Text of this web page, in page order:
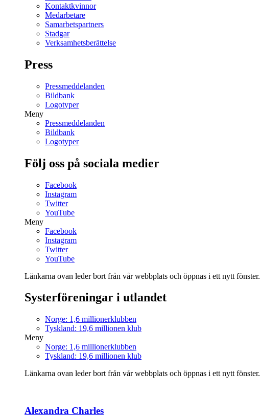
Kontaktkvinnor
Medarbetare
Samarbetspartners
Stadgar
Verksamhetsberättelse
Press
Pressmeddelanden
Bildbank
Logotyper
Meny
Pressmeddelanden
Bildbank
Logotyper
Följ oss på sociala medier
Facebook
Instagram
Twitter
YouTube
Meny
Facebook
Instagram
Twitter
YouTube
Länkarna ovan leder bort från vår webbplats och öppnas i ett nytt fönster.
Systerföreningar i utlandet
Norge: 1,6 millionerklubben
Tyskland: 19,6 millionen klub
Meny
Norge: 1,6 millionerklubben
Tyskland: 19,6 millionen klub
Länkarna ovan leder bort från vår webbplats och öppnas i ett nytt fönster.
Alexandra Charles